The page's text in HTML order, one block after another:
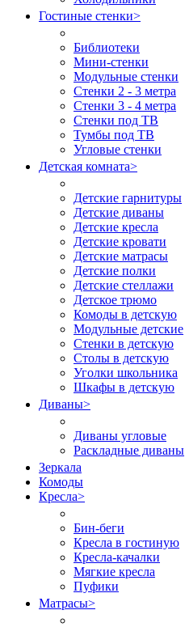
Гостиные стенки>
Библиотеки
Мини-стенки
Модульные стенки
Стенки 2 - 3 метра
Стенки 3 - 4 метра
Стенки под ТВ
Тумбы под ТВ
Угловые стенки
Детская комната>
Детские гарнитуры
Детские диваны
Детские кресла
Детские кровати
Детские матрасы
Детские полки
Детские стеллажи
Детское трюмо
Комоды в детскую
Модульные детские
Стенки в детскую
Столы в детскую
Уголки школьника
Шкафы в детскую
Диваны>
Диваны угловые
Раскладные диваны
Зеркала
Комоды
Кресла>
Бин-беги
Кресла в гостиную
Кресла-качалки
Мягкие кресла
Пуфики
Матрасы>